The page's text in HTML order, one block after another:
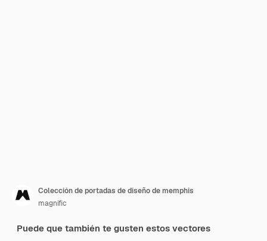
Colección de portadas de diseño de memphis
magnific
Puede que también te gusten estos vectores